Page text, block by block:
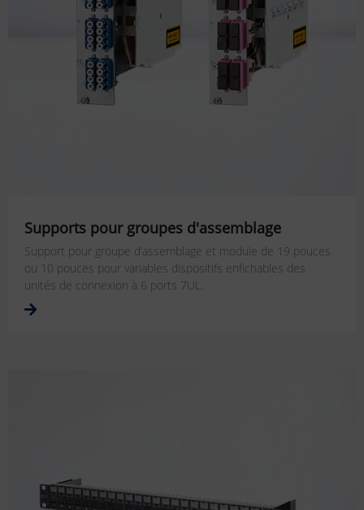
Supports pour groupes d'assemblage
Support pour groupe d’assemblage et module de 19 pouces
ou 10 pouces pour variables dispositifs enfichables des
unités de connexion à 6 ports 7UL.